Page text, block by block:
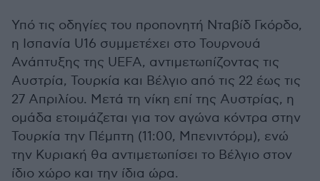
Υπό τις οδηγίες του προπονητή Νταβίδ Γκόρδο,
η Ισπανία U16 συμμετέχει στο Τουρνουά
Ανάπτυξης της UEFA, αντιμετωπίζοντας τις
Αυστρία, Τουρκία και Βέλγιο από τις 22 έως τις
27 Απριλίου. Μετά τη νίκη επί της Αυστρίας, η
ομάδα ετοιμάζεται για τον αγώνα κόντρα στην
Τουρκία την Πέμπτη (11:00, Μπενιντόρμ), ενώ
την Κυριακή θα αντιμετωπίσει το Βέλγιο στον
ίδιο χώρο και την ίδια ώρα.